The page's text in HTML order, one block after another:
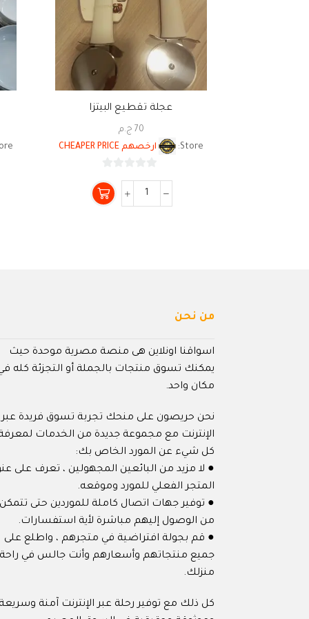
عجلة تقطيع البيتزا
70 ج.م
Store:
ارخصهم CHEAPER PRICE
من
5
من نحن
اسواقنا اونلاين هى منصة مصرية موحدة حيث
يمكنك تسوق منتجات بالجملة أو التجزئة كله
مكان واحد.
نحن حريصون على منحك تجربة تسوق فريدة عبر
الإنترنت مع مجموعة جديدة من الخدمات
كل شيء عن المورد الخاص بك:
● لا مزيد من البائعين المجهولين ، تعرف على
المتجر الفعلي للمورد وموقعه.
● توفير جهات اتصال كاملة للموردين حتى تتمكن
من الوصول إليهم مباشرة لأية استفسارات.
● قم بجولة افتراضية في متجرهم ، واطلع على
جميع منتجاتهم وأسعارهم وأنت جالس في راحة
منزلك.
كل ذلك مع توفير رحلة عبر الإنترنت آمنة